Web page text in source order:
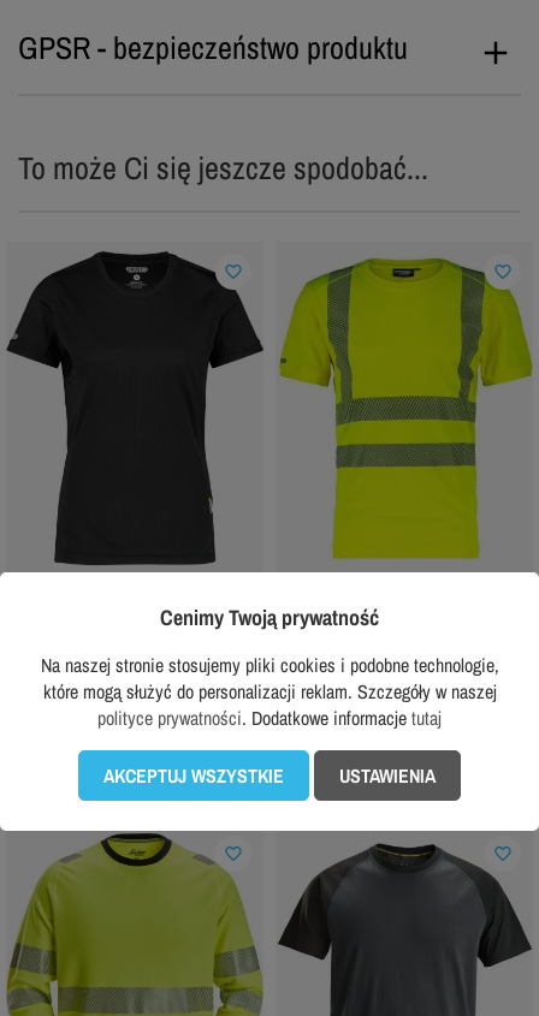
GPSR - bezpieczeństwo produktu
To może Ci się jeszcze spodobać...
Koszulka damska Dassy Nexus
129,99 złz VAT
DODAJ DO KOSZYKA
favorite_border
Koszulka odblaskowa Dassy Carter
149,99 złz VAT
Rekomendowana cena producenta:
209,99 zł
DODAJ DO KOSZYKA
favorite_border
favorite_border favorite_border
Cenimy Twoją prywatność
Na naszej stronie stosujemy pliki cookies i podobne technologie,
które mogą służyć do personalizacji reklam. Szczegóły w naszej
polityce prywatności. Dodatkowe informacjetutaj
AKCEPTUJ WSZYSTKIE USTAWIENIA